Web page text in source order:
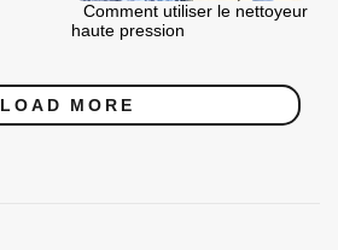
Comment utiliser le nettoyeur
haute pression
LOAD MORE